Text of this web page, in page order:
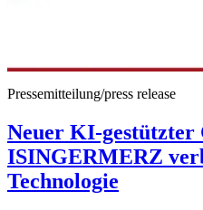
Pressemitteilung/press release
Neuer KI-gestützter
ISINGERMERZ
Technologie